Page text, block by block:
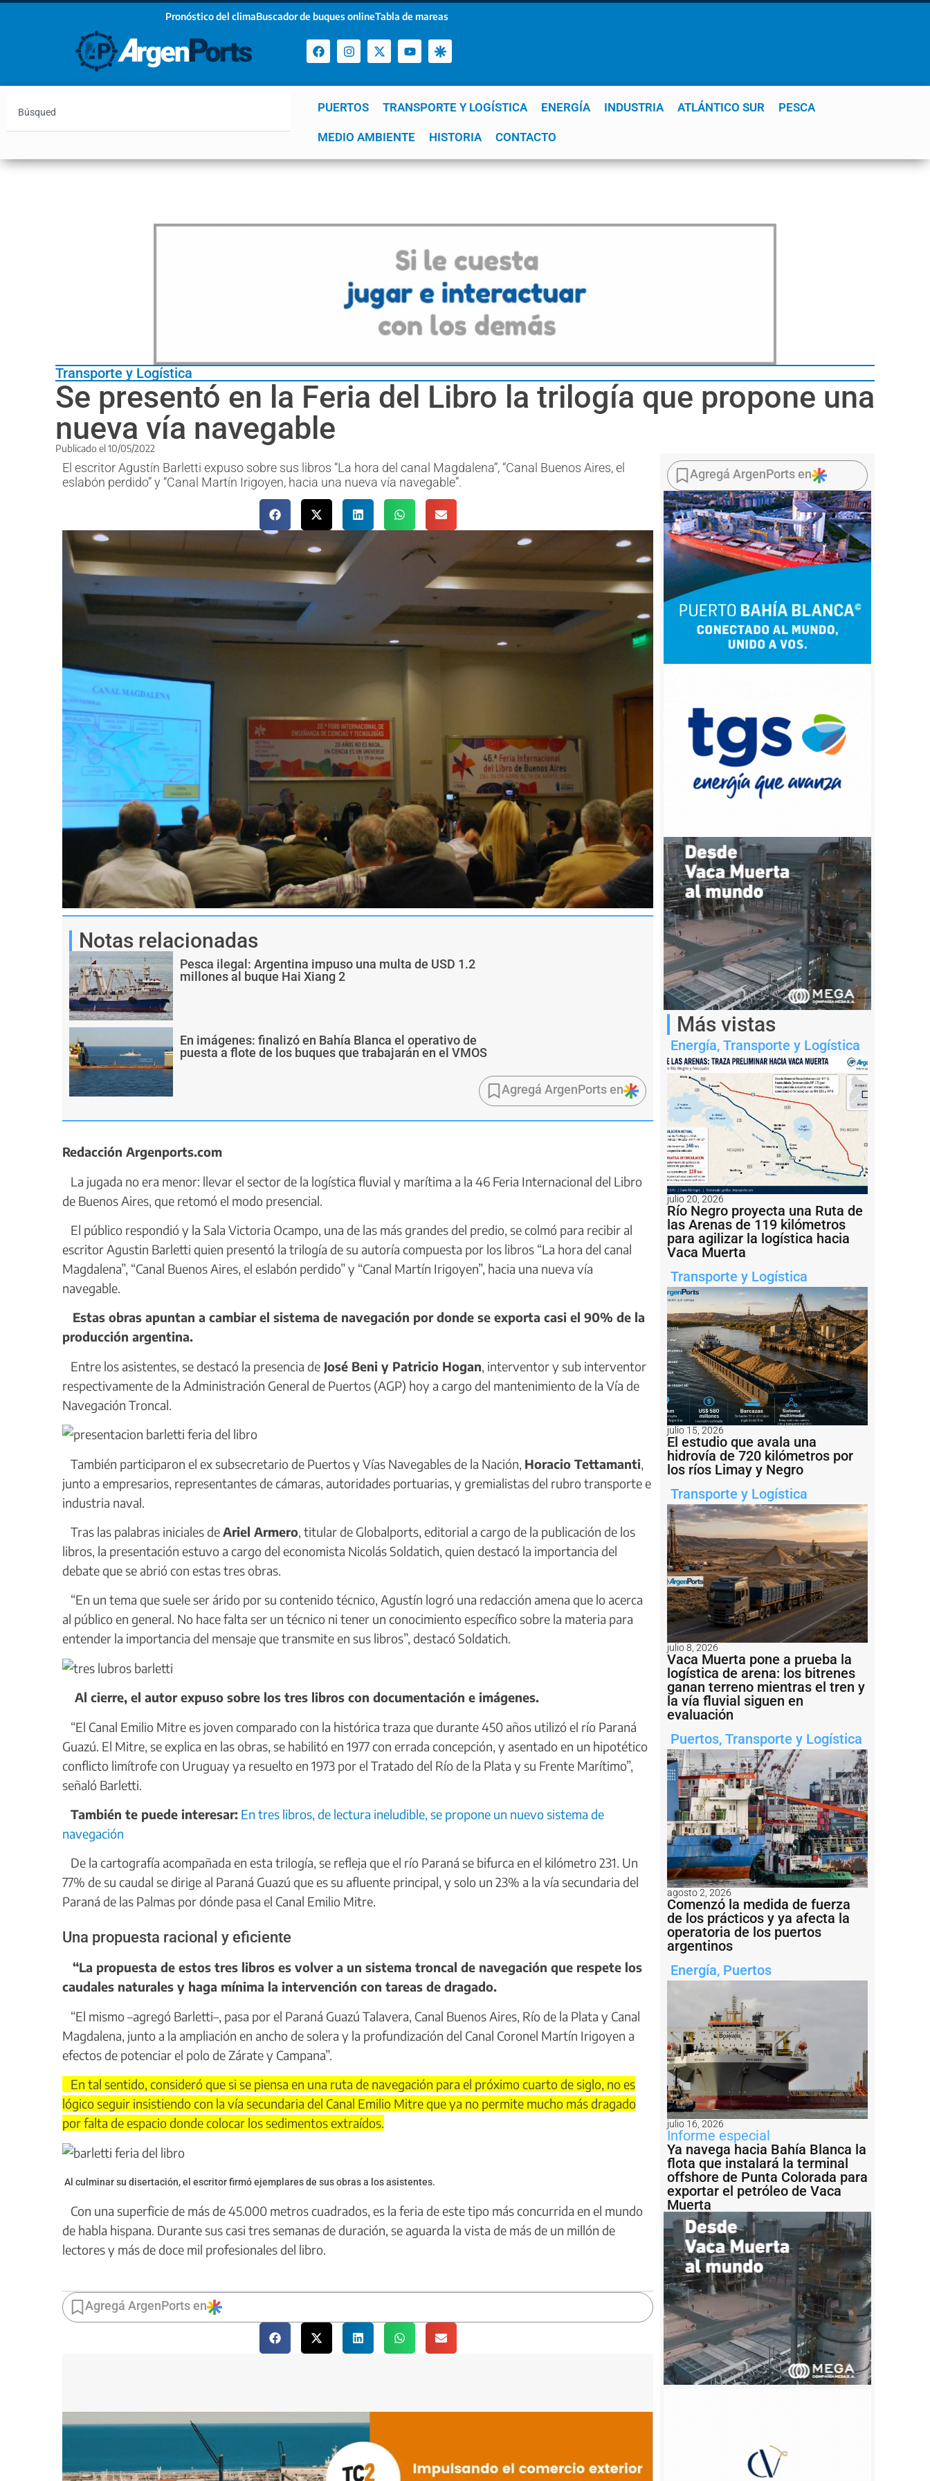
Pronóstico del climaBuscador de buques onlineTabla de mareas
PUERTOS TRANSPORTE Y LOGÍSTICA ENERGÍA INDUSTRIA ATLÁNTICO SUR PESCA
MEDIO AMBIENTE HISTORIA CONTACTO
YPF GNL Mar del Plata Patagonia Quequén
Transporte y Logística
Se presentó en la Feria del Libro la trilogía que propone una
nueva vía navegable
Publicado el 10/05/2022
El escritor Agustín Barletti expuso sobre sus libros “La hora del canal Magdalena”, “Canal Buenos Aires, el
eslabón perdido” y “Canal Martín Irigoyen, hacia una nueva vía navegable”.
Notas relacionadas
Pesca ilegal: Argentina impuso una multa de USD 1.2
millones al buque Hai Xiang 2
En imágenes: finalizó en Bahía Blanca el operativo de
puesta a flote de los buques que trabajarán en el VMOS
Agregá ArgenPorts en
Redacción Argenports.com
La jugada no era menor: llevar el sector de la logística fluvial y marítima a la 46 Feria Internacional del Libro
de Buenos Aires, que retomó el modo presencial.
El público respondió y la Sala Victoria Ocampo, una de las más grandes del predio, se colmó para recibir al
escritor Agustin Barletti quien presentó la trilogía de su autoría compuesta por los libros “La hora del canal
Magdalena”, “Canal Buenos Aires, el eslabón perdido” y “Canal Martín Irigoyen”, hacia una nueva vía
navegable.
Estas obras apuntan a cambiar el sistema de navegación por donde se exporta casi el 90% de la
producción argentina.
Entre los asistentes, se destacó la presencia de José Beni y Patricio Hogan, interventor y sub interventor
respectivamente de la Administración General de Puertos (AGP) hoy a cargo del mantenimiento de la Vía de
Navegación Troncal.
También participaron el ex subsecretario de Puertos y Vías Navegables de la Nación, Horacio Tettamanti
junto a empresarios, representantes de cámaras, autoridades portuarias, y gremialistas del rubro transporte e
industria naval.
Tras las palabras iniciales deAriel Armero, titular de Globalports, editorial a cargo de la publicación de los
libros, la presentación estuvo a cargo del economista Nicolás Soldatich, quien destacó la importancia del
debate que se abrió con estas tres obras.
“En un tema que suele ser árido por su contenido técnico, Agustín logró una redacción amena que lo acerca
al público en general. No hace falta ser un técnico ni tener un conocimiento específico sobre la materia para
entender la importancia del mensaje que transmite en sus libros”, destacó Soldatich.
Al cierre, el autor expuso sobre los tres libros con documentación e imágenes.
“El Canal Emilio Mitre es joven comparado con la histórica traza que durante 450 años utilizó el río Paraná
Guazú. El Mitre, se explica en las obras, se habilitó en 1977 con errada concepción, y asentado en un hipotético
conflicto limítrofe con Uruguay ya resuelto en 1973 por el Tratado del Río de la Plata y su Frente Marítimo”,
señaló Barletti.
También te puede interesar: En tres libros, de lectura ineludible, se propone un nuevo sistema de
navegación
De la cartografía acompañada en esta trilogía, se refleja que el río Paraná se bifurca en el kilómetro 231. Un
77% de su caudal se dirige al Paraná Guazú que es su afluente principal, y solo un 23% a la vía secundaria del
Paraná de las Palmas por dónde pasa el Canal Emilio Mitre.
Una propuesta racional y eficiente
“La propuesta de estos tres libros es volver a un sistema troncal de navegación que respete los
caudales naturales y haga mínima la intervención con tareas de dragado.
“El mismo –agregó Barletti–, pasa por el Paraná Guazú Talavera, Canal Buenos Aires, Río de la Plata y Canal
Magdalena, junto a la ampliación en ancho de solera y la profundización del Canal Coronel Martín Irigoyen a
efectos de potenciar el polo de Zárate y Campana”.
En tal sentido, consideró que si se piensa en una ruta de navegación para el próximo cuarto de siglo, no es
lógico seguir insistiendo con la vía secundaria del Canal Emilio Mitre que ya no permite mucho más dragado
por falta de espacio donde colocar los sedimentos extraídos.
Al culminar su disertación, el escritor firmó ejemplares de sus obras a los asistentes.
Con una superficie de más de 45.000 metros cuadrados, es la feria de este tipo más concurrida en el mundo
de habla hispana. Durante sus casi tres semanas de duración, se aguarda la vista de más de un millón de
lectores y más de doce mil profesionales del libro.
Agregá ArgenPorts en
Agregá ArgenPorts en
Más vistas
Energía, Transporte y Logística
julio 20, 2026
Río Negro proyecta una Ruta de
las Arenas de 119 kilómetros
para agilizar la logística hacia
Vaca Muerta
Transporte y Logística
julio 15, 2026
El estudio que avala una
hidrovía de 720 kilómetros por
los ríos Limay y Negro
Transporte y Logística
julio 8, 2026
Vaca Muerta pone a prueba la
logística de arena: los bitrenes
ganan terreno mientras el tren y
la vía fluvial siguen en
evaluación
Puertos, Transporte y Logística
agosto 2, 2026
Comenzó la medida de fuerza
de los prácticos y ya afecta la
operatoria de los puertos
argentinos
Energía, Puertos
julio 16, 2026
Informe especial
Ya navega hacia Bahía Blanca la
flota que instalará la terminal
offshore de Punta Colorada para
exportar el petróleo de Vaca
Muerta
¡Sumate a nuestro Newsletter!
Email
Estoy de acuerdo con las condiciones y políticas de